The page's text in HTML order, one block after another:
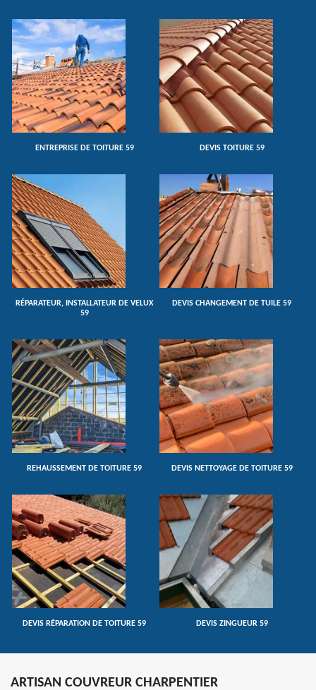
ENTREPRISE DE TOITURE 59 DEVIS TOITURE 59
RÉPARATEUR, INSTALLATEUR DE VELUX
59
DEVIS CHANGEMENT DE TUILE 59
REHAUSSEMENT DE TOITURE 59 DEVIS NETTOYAGE DE TOITURE 59
DEVIS RÉPARATION DE TOITURE 59 DEVIS ZINGUEUR 59
ARTISAN COUVREUR CHARPENTIER